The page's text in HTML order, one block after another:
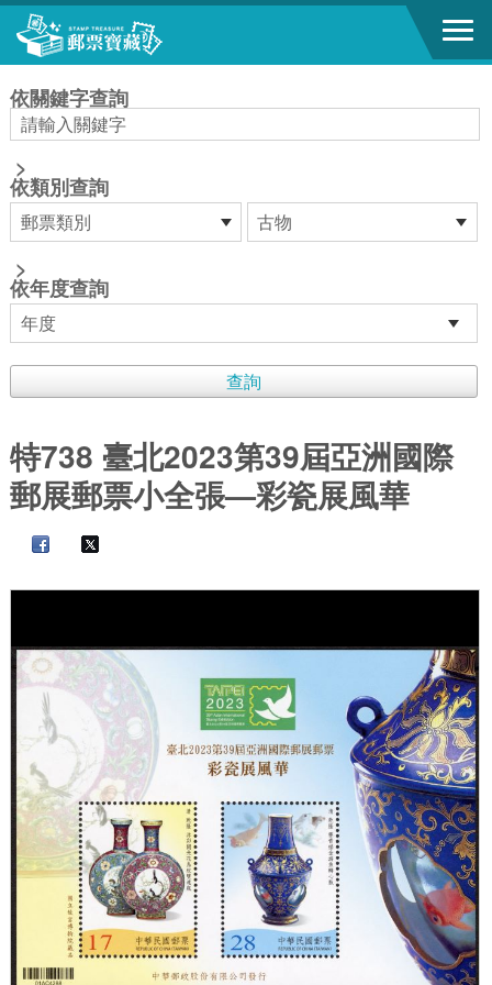
跳到主要內容區塊
依關鍵字查詢
>
依類別查詢
>
依年度查詢
特738 臺北2023第39屆亞洲國際
郵展郵票小全張—彩瓷展風華